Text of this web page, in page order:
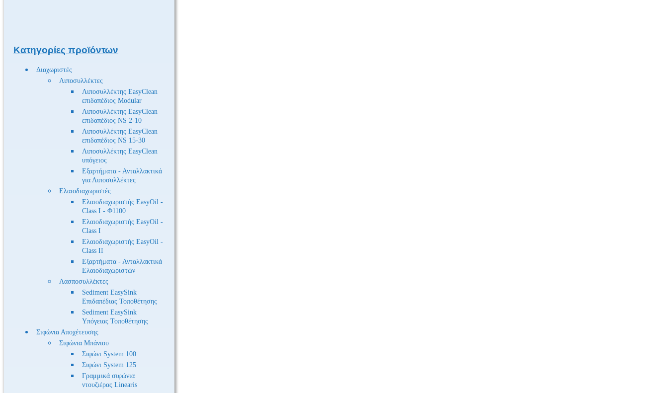
Κατηγορίες προϊόντων
Διαχωριστές
Λιποσυλλέκτες
Λιποσυλλέκτης EasyClean
επιδαπέδιος Modular
Λιποσυλλέκτης EasyClean
επιδαπέδιος NS 2-10
Λιποσυλλέκτης EasyClean
επιδαπέδιος NS 15-30
Λιποσυλλέκτης EasyClean
υπόγειος
Εξαρτήματα - Ανταλλακτικά
για Λιποσυλλέκτες
Ελαιοδιαχωριστές
Ελαιοδιαχωριστής EasyOil -
Class I - Φ1100
Ελαιοδιαχωριστής EasyOil -
Class I
Ελαιοδιαχωριστής EasyOil -
Class II
Εξαρτήματα - Ανταλλακτικά
Ελαιοδιαχωριστών
Λασποσυλλέκτες
Sediment EasySink
Επιδαπέδιας Τοποθέτησης
Sediment EasySink
Υπόγειας Τοποθέτησης
Σιφώνια Αποχέτευσης
Σιφώνια Μπάνιου
Σιφώνι System 100
Σιφώνι System 125
Γραμμικά σιφώνια
ντουζιέρας Linearis